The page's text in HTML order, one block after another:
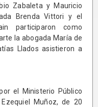
Zabaleta y Mauricio
Brenda Vittori y el
participaron como
la abogada María de
Llados asistieron a
el Ministerio Público
Muñoz, de 20